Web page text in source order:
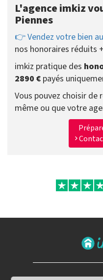
L'agence imkiz
Piennes
👉 Vendez votre bien
nos honoraires réduits
imkiz pratique des
2890 € payés
Vous pouvez choisir de
même ou que votre